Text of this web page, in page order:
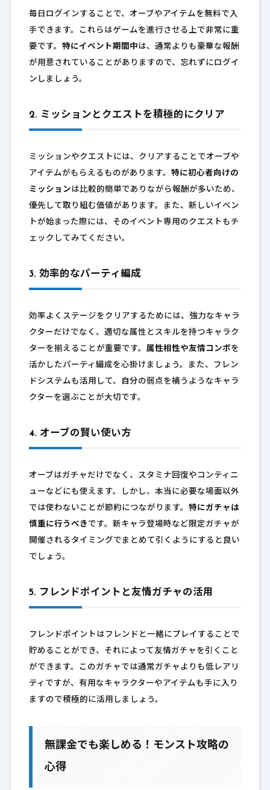
毎日ログインすることで、オーブやアイテムを無料で入
手できます。これらはゲームを進行させる上で非常に重
要です。 特にイベント期間中は、通常よりも豪華な報酬
が用意されていることがありますので、忘れずにログイ
ンしましょう。
2. ミッションとクエストを積極的にクリア
ミッションやクエストには、クリアすることでオーブや
アイテムがもらえるものがあります。 特に初心者向けの
ミッションは比較的簡単でありながら報酬が多いため、
優先して取り組む価値があります。また、新しいイベン
トが始まった際には、そのイベント専用のクエストもチ
ェックしてみてください。
3. 効率的なパーティ編成
効率よくステージをクリアするためには、強力なキャラ
クターだけでなく、適切な属性とスキルを持つキャラク
ターを揃えることが重要です。 属性相性や友情コンボを
活かしたパーティ編成を心掛けましょう。また、フレン
ドシステムも活用して、自分の弱点を補うようなキャラ
クターを選ぶことが大切です。
4. オーブの賢い使い方
オーブはガチャだけでなく、スタミナ回復やコンティニ
ューなどにも使えます。しかし、本当に必要な場面以外
では使わないことが節約につながります。 特にガチャは
慎重に行うべき です。新キャラ登場時など限定ガチャが
開催されるタイミングでまとめて引くようにすると良い
でしょう。
5. フレンドポイントと友情ガチャの活用
フレンドポイントはフレンドと一緒にプレイすることで
貯めることができ、それによって友情ガチャを引くこと
ができます。このガチャでは通常ガチャよりも低レアリ
ティですが、有用なキャラクターやアイテムも手に入り
ますので積極的に活用しましょう。
無課金でも楽しめる！モンスト攻略の
心得